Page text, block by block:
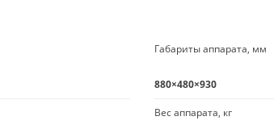
Габариты аппарата, мм
880×480×930
Вес аппарата, кг